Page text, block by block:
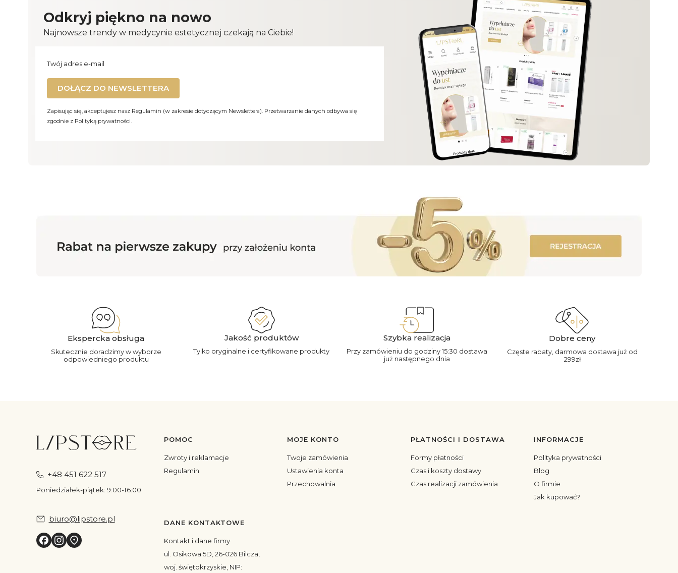
Odkryj piękno na nowo
Najnowsze trendy w medycynie estetycznej czekają na Ciebie!
Twój adres e-mail
DOŁĄCZ DO NEWSLETTERA
Zapisując się, akceptujesz nasz Regulamin (w zakresie dotyczącym Newslettera). Przetwarzanie danych odbywa się
zgodnie z Polityką prywatności.
Ekspercka obsługa
Skutecznie doradzimy w wyborze
odpowiedniego produktu
Jakość produktów
Tylko oryginalne i certyfikowane produkty
Szybka realizacja
Przy zamówieniu do godziny 15:30 dostawa
już następnego dnia
Dobre ceny
Częste rabaty, darmowa dostawa już od
299zł
+48 451 622 517
Poniedziałek-piątek: 9:00-16:00
biuro@lipstore.pl
Linki w stopce
POMOC
Zwroty i reklamacje
Regulamin
MOJE KONTO
Twoje zamówienia
Ustawienia konta
Przechowalnia
PŁATNOŚCI I DOSTAWA
Formy płatności
Czas i koszty dostawy
Czas realizacji zamówienia
INFORMACJE
Polityka prywatności
Blog
O firmie
Jak kupować?
DANE KONTAKTOWE
Kontakt i dane firmy
ul. Osikowa 5D, 26-026 Bilcza,
woj. świętokrzyskie, NIP: